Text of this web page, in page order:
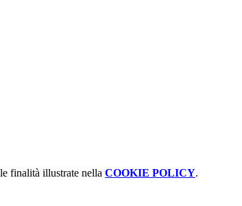
finalità illustrate nella COOKIE POLICY.